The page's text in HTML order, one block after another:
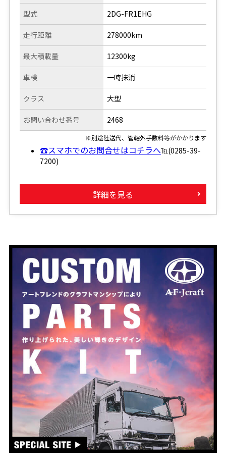
型式
走行距離
2DG-FR1EHG
278000km
最大積載量
車検
クラス
お問い合わせ番号
12300kg
一時抹消
大型
2468
※別途陸送代、管轄外手数料等がかかります
☎スマホでのお問合せはコチラへ℡(0285-39-
7200)
詳細を見る